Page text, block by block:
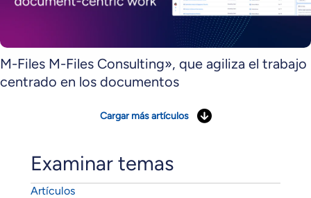
M-Files M-Files Consulting», que agiliza el trabajo
centrado en los documentos
Cargar más artículos
Examinar temas
Artículos